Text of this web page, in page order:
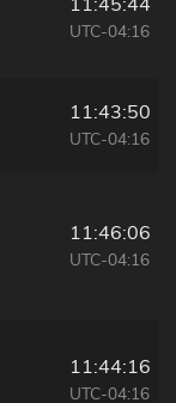
UTC-04:16
11:43:50
UTC-04:16
11:46:06
UTC-04:16
11:44:16
UTC-04:16